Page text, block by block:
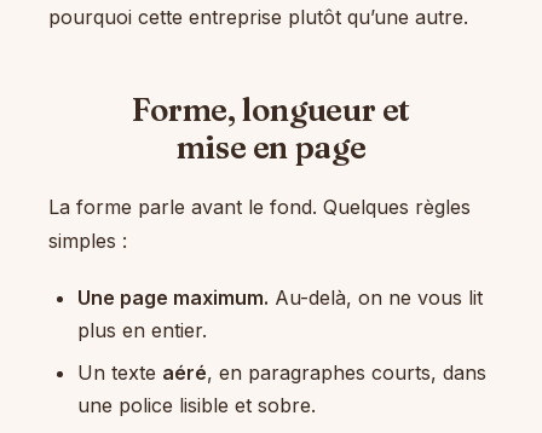
pourquoi cette entreprise plutôt qu’une autre.
Forme, longueur et
mise en page
La forme parle avant le fond. Quelques règles
simples :
Une page maximum. Au-delà, on ne vous lit
plus en entier.
Un texte aéré, en paragraphes courts, dans
une police lisible et sobre.